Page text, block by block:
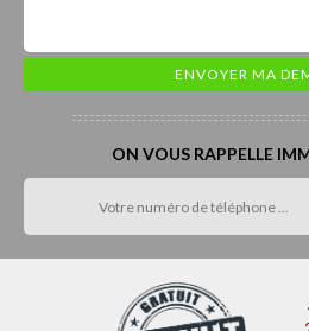
ON VOUS RAPPELLE